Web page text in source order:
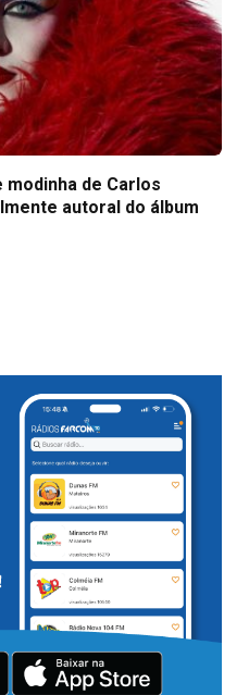
modinha de Carlos
autoral do álbum